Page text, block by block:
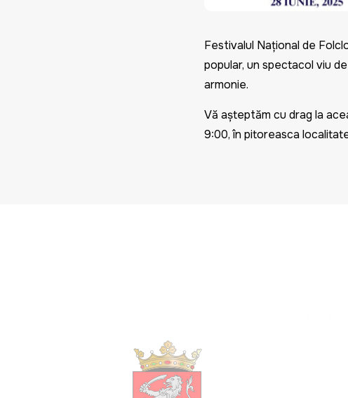
Festivalul Naţional de
popular, un spectacol viu
armonie.
Vă așteptăm cu drag la
9:00, în pitoreasca